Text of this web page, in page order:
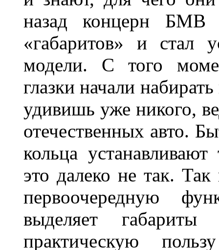
назад концерн БМВ
«габаритов» и стал
модели. С того
глазки начали
удивишь уже никого,
отечественных авто.
кольца
это далеко не так. Так
первоочередную
выделяет
практическую